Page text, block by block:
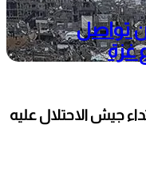
تواصل
غزة
جيش الاحتلال عليه